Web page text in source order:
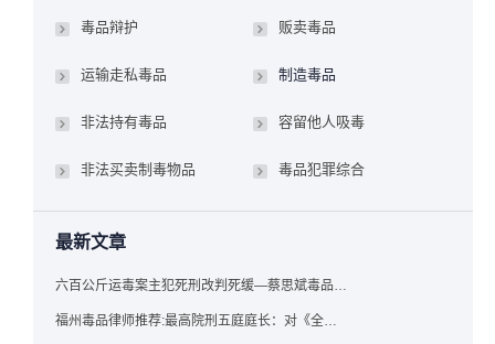
毒品辩护 贩卖毒品
运输走私毒品 制造毒品
非法持有毒品 容留他人吸毒
非法买卖制毒物品 毒品犯罪综合
最新文章
六百公斤运毒案主犯死刑改判死缓—蔡思斌毒品犯罪辩护成功案例
福州毒品律师推荐:最高院刑五庭庭长：对《全国法院毒品案件审判工作会议纪要》的理解与适用